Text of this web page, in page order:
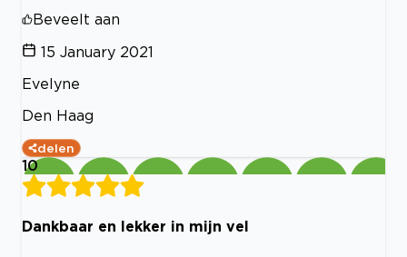
Beveelt aan
15 January 2021
Evelyne
Den Haag
delen
10
Dankbaar en lekker in mijn vel